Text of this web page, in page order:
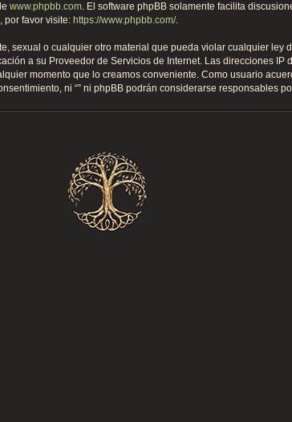
www.phpbb.com. El software phpBB solamente facilita
por favor visite: https://www.phpbb.com/.
o cualquier otro material que pueda violar cualquier ley
a su Proveedor de Servicios de Internet. Las direcciones
momento que lo creamos conveniente. Como usuario
ni “” ni phpBB podrán considerarse responsables